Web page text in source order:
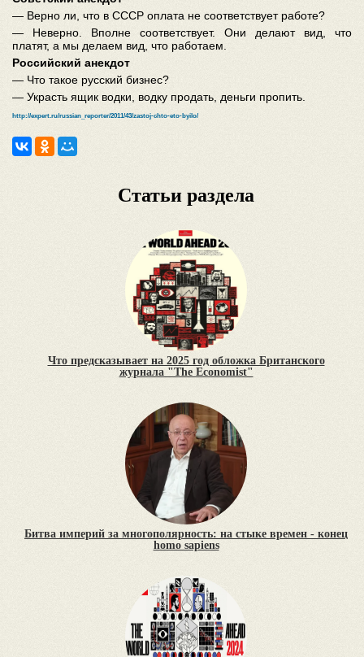
— Верно ли, что в СССР оплата не соответствует работе?
— Неверно. Вполне соответствует. Они делают вид, что
платят, а мы делаем вид, что работаем.
Российский анекдот
— Что такое русский бизнес?
— Украсть ящик водки, водку продать, деньги пропить.
http://expert.ru/russian_reporter/2011/43/zastoj-chto-eto-byilo/
Статьи раздела
Что предсказывает на 2025 год обложка Британского
журнала "The Economist"
Битва империй за многополярность: на стыке времен - конец
homo sapiens